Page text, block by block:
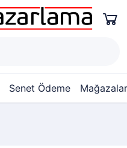
Senet Ödeme